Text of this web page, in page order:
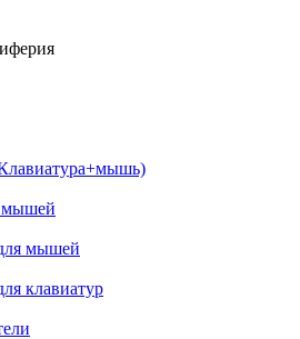
мышей
мышей
клавиатур